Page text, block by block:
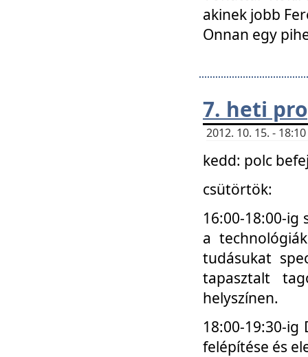
akinek jobb
Onnan egy
7. heti
2012. 10. 15. -
kedd: polc
csütörtök:
16:00-18:00-
a
tudásukat
tapasztalt
helyszínen.
18:00-19:30-
felépítése és